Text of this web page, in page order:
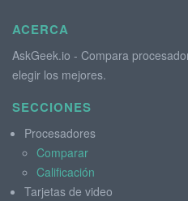
ACERCA
AskGeek.io - Compara
elegir los mejores.
SECCIONES
Procesadores
Comparar
Calificación
Tarjetas de video